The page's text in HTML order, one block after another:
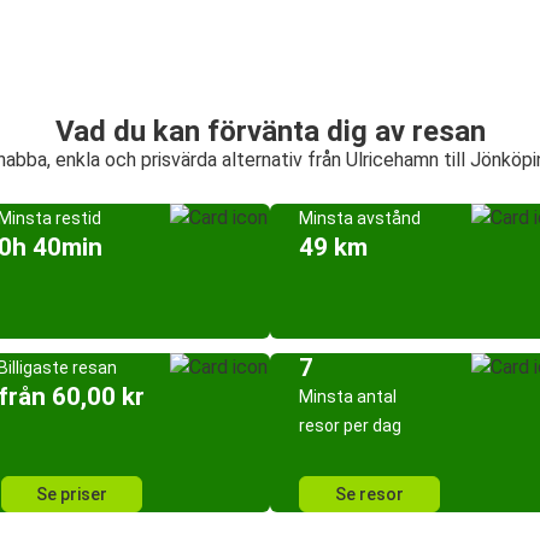
Vad du kan förvänta dig av resan
enkla och prisvärda alternativ från Ulricehamn till
restid
40min
Minsta avstånd
49 km
resan
60,00 kr
Se priser
7
Minsta antal
resor per dag
Se resor